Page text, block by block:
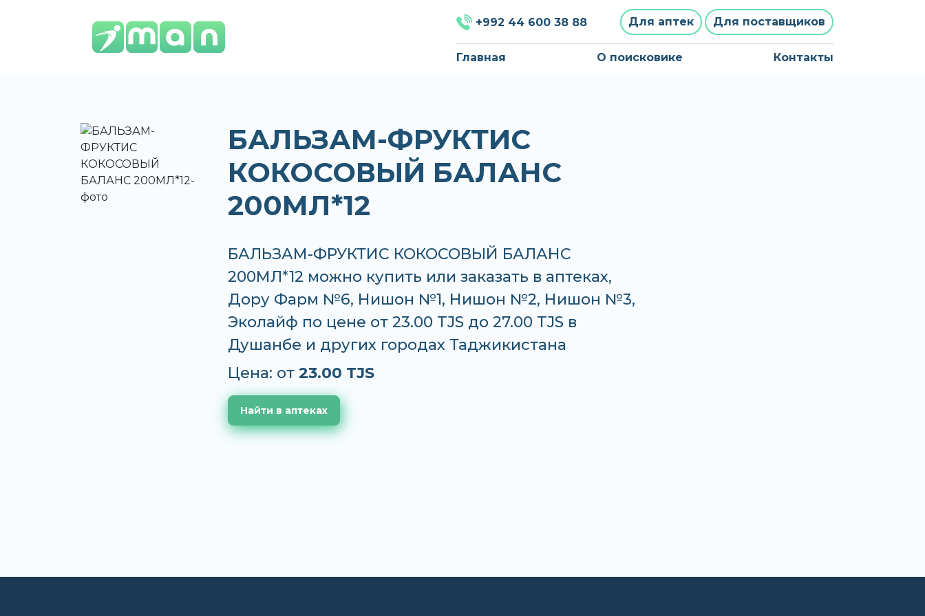
+992 44 600 38 88 Для аптек Для поставщиков
Главная О поисковике Контакты
БАЛЬЗАМ-ФРУКТИС
КОКОСОВЫЙ БАЛАНС
200МЛ*12
БАЛЬЗАМ-ФРУКТИС КОКОСОВЫЙ БАЛАНС
200МЛ*12 можно купить или заказать в аптеках,
Дору Фарм №6, Нишон №1, Нишон №2, Нишон №3,
Эколайф по цене от 23.00 TJS до 27.00 TJS в
Душанбе и других городах Таджикистана
Цена: от 23.00 TJS
Найти в аптеках